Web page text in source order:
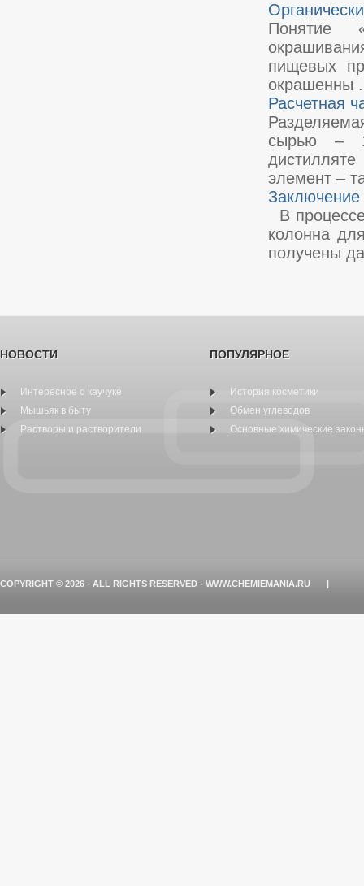
Понятие
пищевых
окрашенны
Расчетная
сырью –
элемент –
Заключение
В
колонна
получены
НОВОСТИ
Интересное о каучуке
Мышьяк в быту
Растворы и растворители
ПОПУЛЯРНОЕ
История косметики
Обмен углеводов
Основные химические
COPYRIGHT © 2026 - ALL RIGHTS RESERVED - WWW.CHEMIEMANIA.RU |